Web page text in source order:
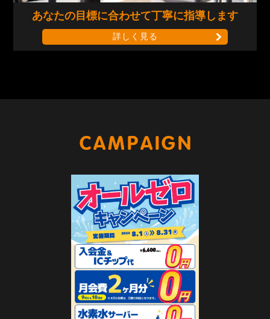
あなたの目標に合わせて丁寧に指導します
詳しく見る